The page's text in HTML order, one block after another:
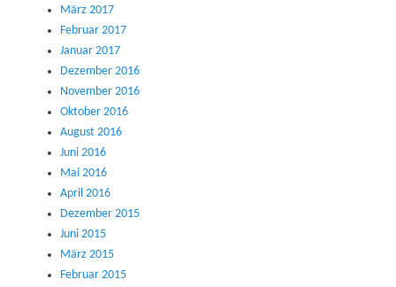
März 2017
Februar 2017
Januar 2017
Dezember 2016
November 2016
Oktober 2016
August 2016
Juni 2016
Mai 2016
April 2016
Dezember 2015
Juni 2015
März 2015
Februar 2015